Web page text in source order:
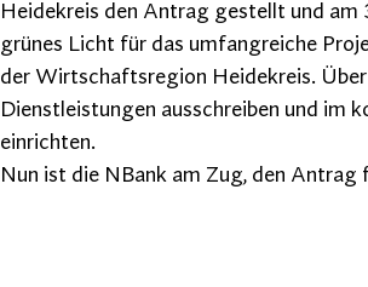
Heidekreis den Antrag gestellt und
grünes Licht für das umfangreiche
der Wirtschaftsregion Heidekreis.
Dienstleistungen ausschreiben und im
einrichten.
Nun ist die NBank am Zug, den Antrag